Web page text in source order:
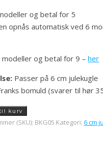
og betal for 5
opnås automatisk ved 6
modeller og betal for 9 – her
Passer på 6 cm julekugle
bomuld (svarer til hør
kurv
(SKU): BKG05 Kategori: 6 cm